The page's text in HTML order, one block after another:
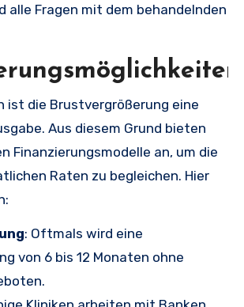
alle Fragen mit dem behandelnden
ist die Brustvergrößerung eine
Aus diesem Grund bieten
Finanzierungsmodelle an, um die
Raten zu begleichen. Hier
: Oftmals wird eine
von 6 bis 12 Monaten ohne